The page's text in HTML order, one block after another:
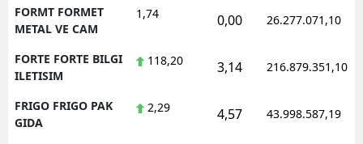
FORMT FORMET
METAL VE CAM
1,74 0,00 26.277.071,10
FORTE FORTE BILGI
ILETISIM
118,20 3,14 216.879.351,10
FRIGO FRIGO PAK
GIDA
2,29 4,57 43.998.587,19